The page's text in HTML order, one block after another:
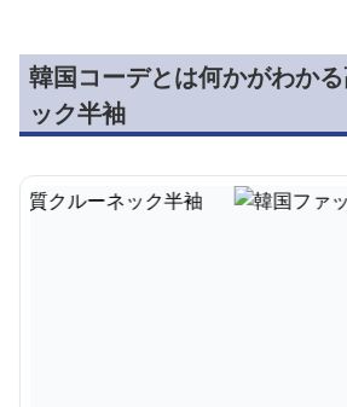
韓国コーデとは何かがわか
ック半袖